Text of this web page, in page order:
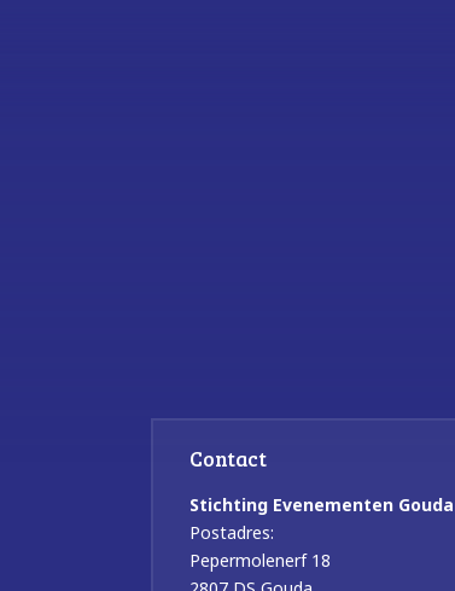
Contact
Stichting Evenementen Gouda
Postadres:
Pepermolenerf 18